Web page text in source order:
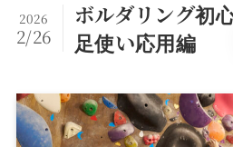
ボルダリング初
足使い応用編
2026
2/26